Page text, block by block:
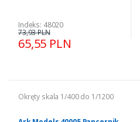
Indeks: 48020
65,55 PLN
73,93 PLN
Okręty skala 1/400 do 1/1200